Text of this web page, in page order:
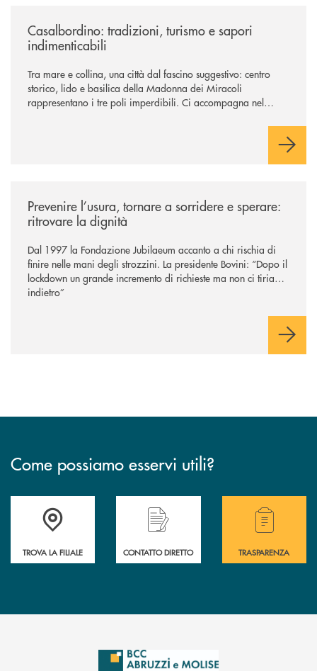
Casalbordino: tradizioni, turismo e sapori
indimenticabili
Tra mare e collina, una città dal fascino suggestivo: centro
storico, lido e basilica della Madonna dei Miracoli
rappresentano i tre poli imperdibili. Ci accompagna nel
Prevenire l’usura, tornare a sorridere e sperare:
ritrovare la dignità
Dal 1997 la Fondazione Jubilaeum accanto a chi rischia di
finire nelle mani degli strozzini. La presidente Bovini: “Dopo il
lockdown un grande incremento di richieste ma non ci tiriamo
indietro”
Come possiamo esservi utili?
Accedi all' elenco completo delle filiali .
TROVA LA FILIALE CONTATTO DIRETTO
Hai bisogno di
TRASPARENZA